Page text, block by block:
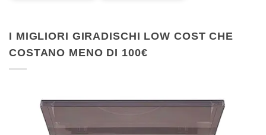
I MIGLIORI GIRADISCHI LOW COST CHE
COSTANO MENO DI 100€